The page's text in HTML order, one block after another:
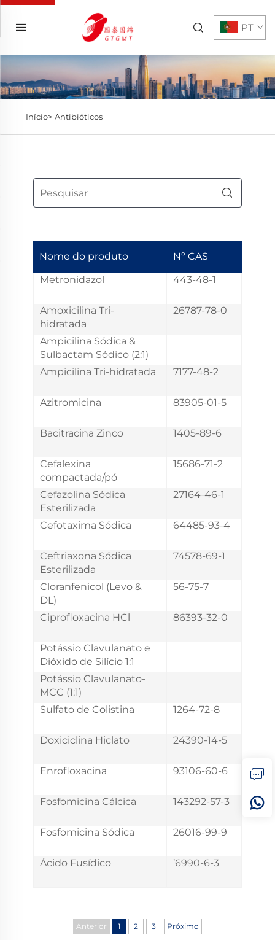
PT
Início> Antibióticos
Nome do produto
Nº CAS
Metronidazol
443-48-1
Amoxicilina Tri-
hidratada
26787-78-0
Ampicilina Sódica &
Sulbactam Sódico (2:1)
Ampicilina Tri-hidratada
7177-48-2
Azitromicina 83905-01-5
Bacitracina Zinco 1405-89-6
Cefalexina
compactada/pó
15686-71-2
Cefazolina Sódica
Esterilizada
27164-46-1
Cefotaxima Sódica 64485-93-4
Ceftriaxona Sódica
Esterilizada
74578-69-1
Cloranfenicol (Levo &
DL)
56-75-7
Ciprofloxacina HCl 86393-32-0
Potássio Clavulanato e
Dióxido de Silício 1:1
Potássio Clavulanato-
MCC (1:1)
Sulfato de Colistina
1264-72-8
Doxiciclina Hiclato 24390-14-5
Enrofloxacina 93106-60-6
Fosfomicina Cálcica 143292-57-3
Fosfomicina Sódica 26016-99-9
Ácido Fusídico ’6990-6-3
Anterior 1 2 3 Próximo